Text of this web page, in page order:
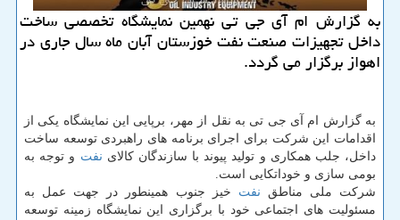
به گزارش ام آی جی تی نهمین نمایشگاه تخصصی ساخت
داخل تجهیزات صنعت نفت خوزستان آبان ماه سال جاری در
اهواز برگزار می گردد.
به گزارش ام آی جی تی به نقل از مهر، برپایی این نمایشگاه یكی از
اقدامات این شركت برای اجرای برنامه های راهبردی توسعه ساخت
داخل، جلب همكاری و تولید پیوند با سازندگان كالای نفت و توجه به
بومی سازی و خوداتكایی است.
شركت ملی مناطق نفت خیز جنوب همینطور در جهت عمل به
مسئولیت های اجتماعی خود با برگزاری این نمایشگاه زمینه توسعه